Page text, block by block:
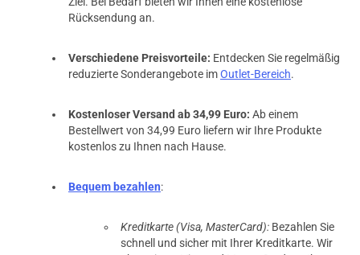
Rücksendung an.
Verschiedene Preisvorteile: Entdecken Sie regelmäßig
reduzierte Sonderangebote imOutlet-Bereich.
Kostenloser Versand ab 34,99 Euro: Ab einem
Bestellwert von 34,99 Euro liefern wir Ihre Produkte
kostenlos zu Ihnen nach Hause.
Bequem bezahlen:
Kreditkarte (Visa, MasterCard): Bezahlen Sie
schnell und sicher mit Ihrer Kreditkarte. Wir